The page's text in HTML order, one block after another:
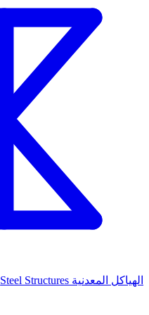
الهياكل المعدنية Steel Structures